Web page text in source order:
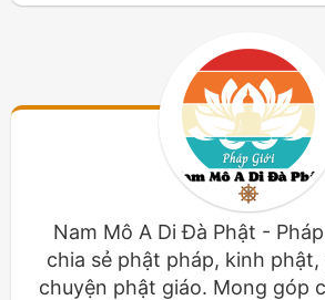
Nam Mô A Di Đà Phật -
chia sẻ phật pháp, kinh phật,
chuyện phật giáo. Mong góp